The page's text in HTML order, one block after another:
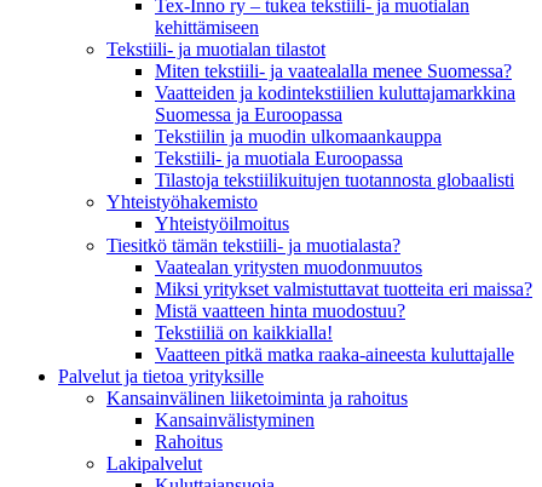
Tex-Inno ry – tukea tekstiili- ja muotialan
kehittämiseen
Tekstiili- ja muotialan tilastot
Miten tekstiili- ja vaatealalla menee Suomessa?
Vaatteiden ja kodintekstiilien kuluttajamarkkina
Suomessa ja Euroopassa
Tekstiilin ja muodin ulkomaankauppa
Tekstiili- ja muotiala Euroopassa
Tilastoja tekstiilikuitujen tuotannosta globaalisti
Yhteistyö­hakemisto
Yhteistyöilmoitus
Tiesitkö tämän tekstiili- ja muotialasta?
Vaatealan yritysten muodonmuutos
Miksi yritykset valmistuttavat tuotteita eri maissa?
Mistä vaatteen hinta muodostuu?
Tekstiiliä on kaikkialla!
Vaatteen pitkä matka raaka-aineesta kuluttajalle
Palvelut ja tietoa yrityksille
Kansainvälinen liiketoiminta ja rahoitus
Kansain­välistyminen
Rahoitus
Lakipalvelut